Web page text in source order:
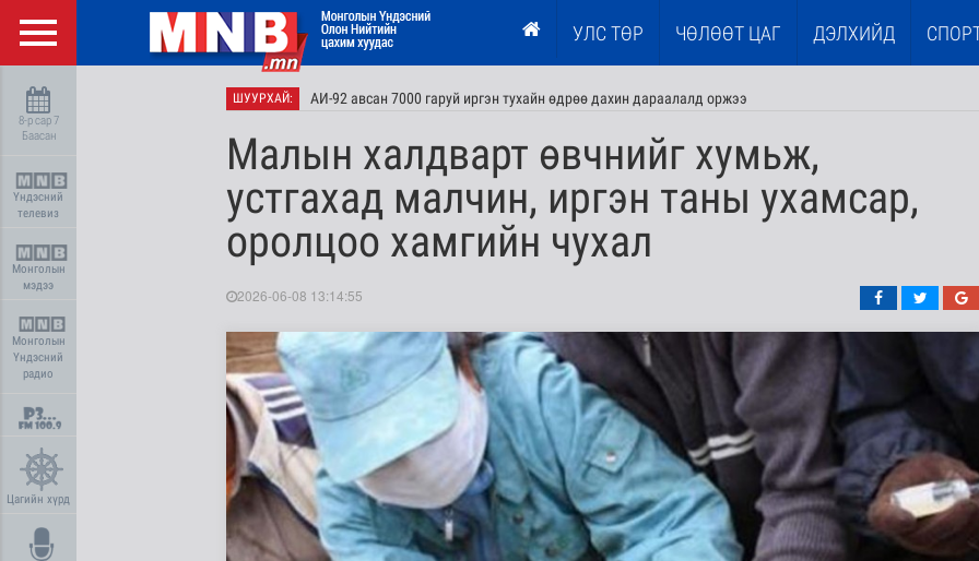
УЛС ТӨР ЧӨЛӨӨТ ЦАГ ДЭЛХИЙД
8-р сар 7
Баасан
Үндэсний
телевиз
Монголын
мэдээ
Монголын
Үндэсний
радио
Цагийн хүрд
ШУУРХАЙ: АИ-92 авсан 7000 гаруй иргэн тухайн өдрөө дахин дараалалд оржээ
Малын халдварт өвчнийг хумьж,
устгахад малчин, иргэн таны ухамсар,
оролцоо хамгийн чухал
2026-06-08 13:14:55